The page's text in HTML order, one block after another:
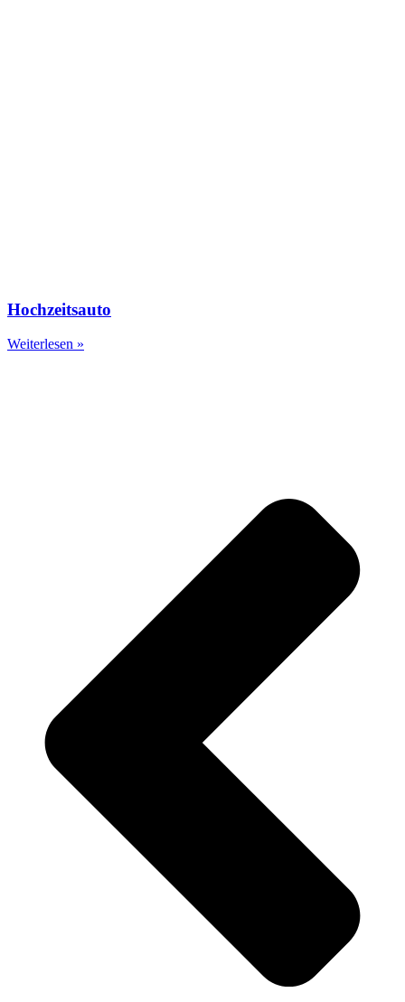
Hochzeitsauto
Weiterlesen »